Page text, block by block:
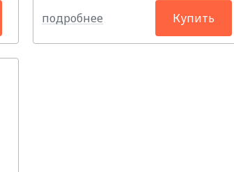
подробнее Купить